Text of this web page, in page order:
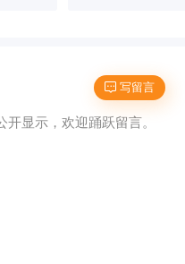
 写留言
显示，欢迎踊跃留言。